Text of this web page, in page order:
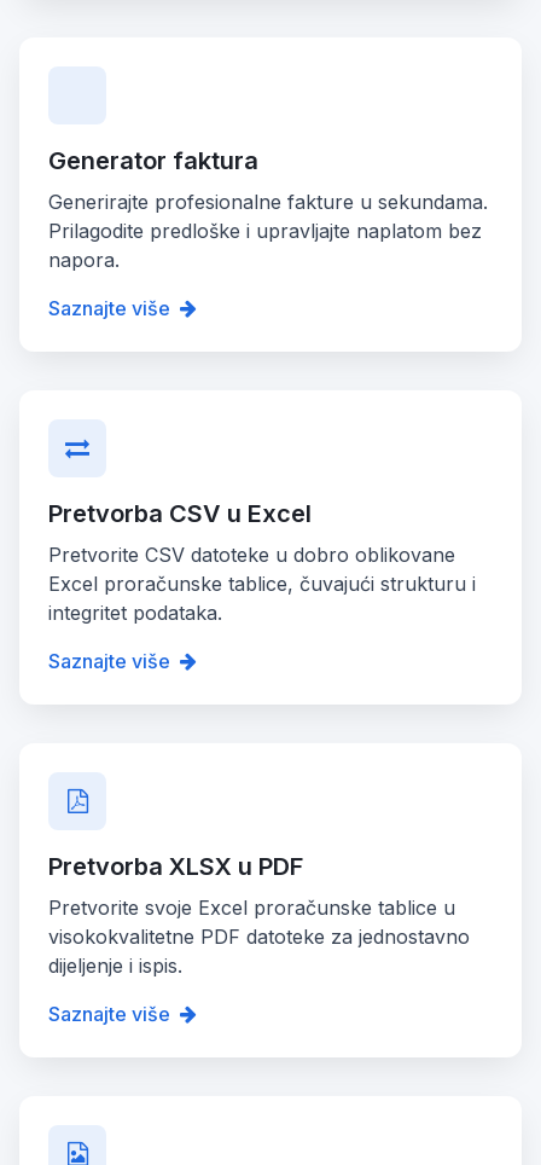
Generator faktura
Generirajte profesionalne fakture u sekundama.
Prilagodite predloške i upravljajte naplatom bez
napora.
Saznajte više
Pretvorba CSV u Excel
Pretvorite CSV datoteke u dobro oblikovane
Excel proračunske tablice, čuvajući strukturu i
integritet podataka.
Saznajte više
Pretvorba XLSX u PDF
Pretvorite svoje Excel proračunske tablice u
visokokvalitetne PDF datoteke za jednostavno
dijeljenje i ispis.
Saznajte više